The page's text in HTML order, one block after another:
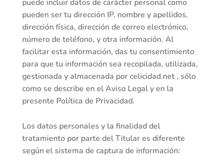
puede incluir datos de carácter personal como
pueden ser tu dirección IP, nombre y apellidos,
dirección física, dirección de correo electrónico,
número de teléfono, y otra información. Al
facilitar esta información, das tu consentimiento
para que tu información sea recopilada, utilizada,
gestionada y almacenada por celicidad.net , sólo
como se describe en el Aviso Legal y en la
presente Política de Privacidad.
Los datos personales y la finalidad del
tratamiento por parte del Titular es diferente
según el sistema de captura de información: